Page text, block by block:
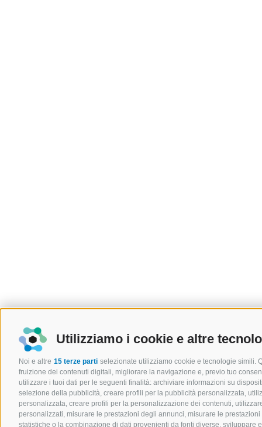
Utilizziamo i cookie e altre
Noi e altre 15 terze parti selezionate utilizziamo cookie e tecnologie simili.
fruizione dei contenuti digitali, migliorare la navigazione e, previo tuo
utilizzare i tuoi dati per le seguenti finalità: archiviare informazioni su
selezione della pubblicità, creare profili per la pubblicità personalizzata,
personalizzata, creare profili per la personalizzazione dei contenuti,
personalizzati, misurare le prestazioni degli annunci, misurare le
statistiche o la combinazione di dati provenienti da fonti diverse, sviluppare